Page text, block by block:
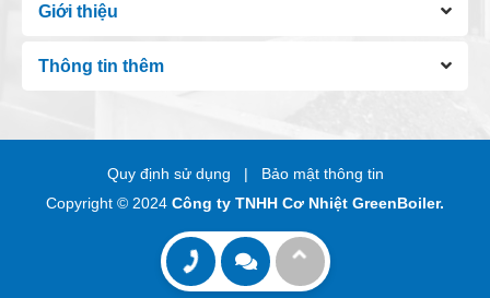
Giới thiệu
Thông tin thêm
Quy định sử dụng
Bảo mật thông tin
Copyright © 2024 Công ty TNHH Cơ Nhiệt GreenBoiler.
Hotline 02:
Gửi email